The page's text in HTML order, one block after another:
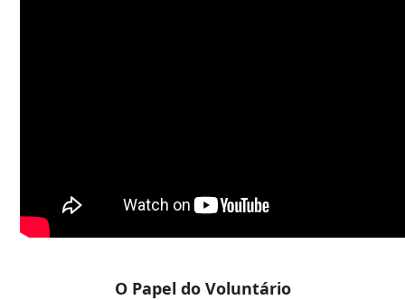
O Papel do Voluntário